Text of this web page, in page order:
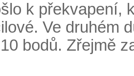
k překvapení,
Ve druhém
bodů. Zřejmě